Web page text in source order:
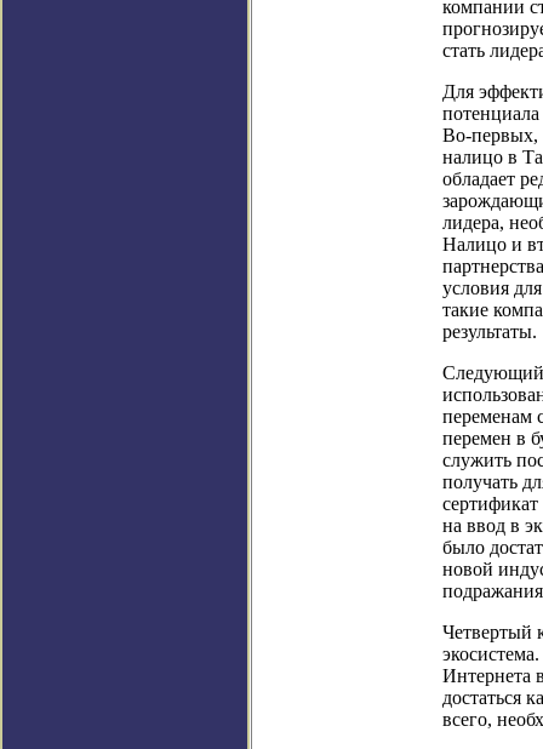
компании
стать
Для
Во-первых,
налицо в
обладает
лидера,
Налицо и
условия
такие
результаты.
Следующий
переменам
перемен в
служить
получать
на ввод в
было
новой
Четвертый
Интернета
достаться
всего,